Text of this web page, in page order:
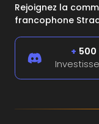
Rejoignez la
francophone
+ 500